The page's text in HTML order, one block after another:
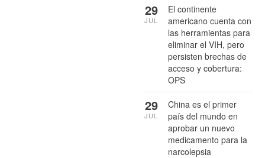
El continente
americano cuenta con
las herramientas para
eliminar el VIH, pero
persisten brechas de
acceso y cobertura:
OPS
29
JUL
China es el primer
país del mundo en
aprobar un nuevo
medicamento para la
narcolepsia
29
JUL